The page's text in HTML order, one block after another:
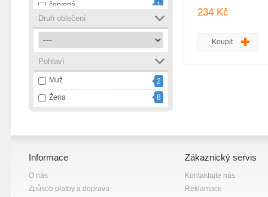
červená
1
Druh oblečení
Pohlaví
Muž
2
Žena
8
234 Kč
Koupit
Informace
O nás
Způsob platby a doprava
Zákaznický servis
Kontaktujte nás
Reklamace